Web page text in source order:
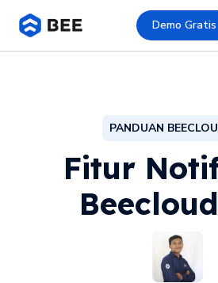
Demo Gratis
PANDUAN
Fitur